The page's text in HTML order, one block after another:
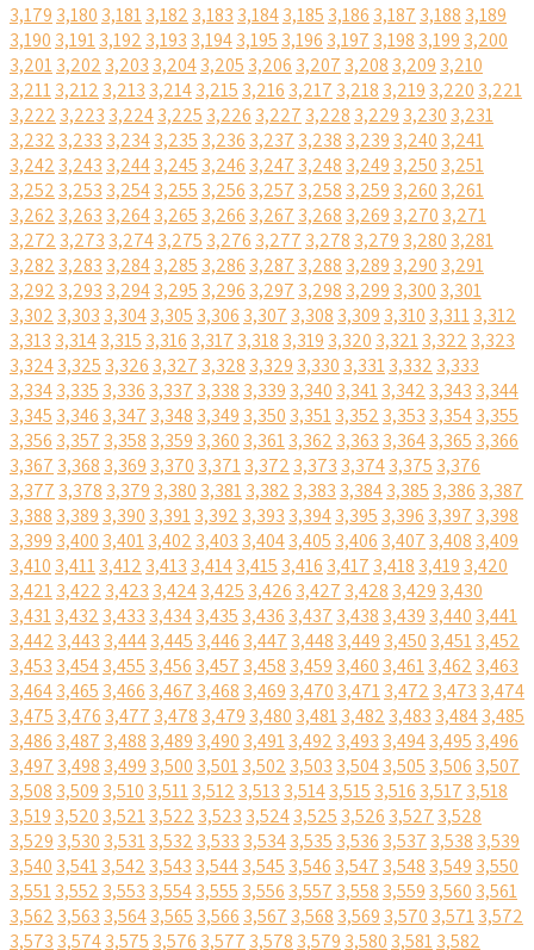
3,179 3,180 3,1813,182 3,183 3,1843,185 3,186 3,187 3,188 3,189
3,190 3,1913,192 3,193 3,1943,195 3,196 3,197 3,198 3,199 3,200
3,2013,202 3,203 3,2043,205 3,206 3,207 3,208 3,209 3,210
3,2113,212 3,213 3,2143,215 3,216 3,217 3,218 3,219 3,220 3,221
3,222 3,223 3,2243,225 3,226 3,227 3,228 3,229 3,230 3,231
3,232 3,233 3,2343,235 3,236 3,237 3,238 3,239 3,240 3,241
3,242 3,243 3,2443,245 3,246 3,247 3,248 3,249 3,250 3,251
3,252 3,253 3,2543,255 3,256 3,257 3,258 3,259 3,260 3,261
3,262 3,263 3,2643,265 3,266 3,267 3,268 3,269 3,270 3,271
3,272 3,273 3,2743,275 3,276 3,277 3,278 3,279 3,280 3,281
3,282 3,283 3,2843,285 3,286 3,287 3,288 3,289 3,290 3,291
3,292 3,293 3,2943,295 3,296 3,297 3,298 3,299 3,300 3,301
3,302 3,303 3,3043,305 3,306 3,307 3,308 3,309 3,310 3,3113,312
3,313 3,3143,315 3,316 3,317 3,318 3,319 3,320 3,3213,322 3,323
3,3243,325 3,326 3,327 3,328 3,329 3,330 3,3313,332 3,333
3,3343,335 3,336 3,337 3,338 3,339 3,340 3,3413,342 3,343 3,344
3,345 3,346 3,347 3,348 3,349 3,350 3,3513,352 3,353 3,3543,355
3,356 3,357 3,358 3,359 3,360 3,3613,362 3,363 3,3643,365 3,366
3,367 3,368 3,369 3,370 3,3713,372 3,373 3,3743,375 3,376
3,377 3,378 3,379 3,380 3,3813,382 3,383 3,3843,385 3,386 3,387
3,388 3,389 3,390 3,3913,392 3,393 3,3943,395 3,396 3,397 3,398
3,399 3,400 3,4013,402 3,403 3,4043,405 3,406 3,407 3,408 3,409
3,410 3,4113,412 3,413 3,4143,415 3,416 3,417 3,418 3,419 3,420
3,4213,422 3,423 3,4243,425 3,426 3,427 3,428 3,429 3,430
3,4313,432 3,433 3,4343,435 3,436 3,437 3,438 3,439 3,440 3,441
3,442 3,443 3,4443,445 3,446 3,447 3,448 3,449 3,450 3,4513,452
3,453 3,4543,455 3,456 3,457 3,458 3,459 3,460 3,4613,462 3,463
3,4643,465 3,466 3,467 3,468 3,469 3,470 3,4713,472 3,473 3,474
3,475 3,476 3,477 3,478 3,479 3,480 3,4813,482 3,483 3,4843,485
3,486 3,487 3,488 3,489 3,490 3,4913,492 3,493 3,4943,495 3,496
3,497 3,498 3,499 3,500 3,5013,502 3,503 3,5043,505 3,506 3,507
3,508 3,509 3,510 3,5113,512 3,513 3,5143,515 3,516 3,517 3,518
3,519 3,520 3,5213,522 3,523 3,5243,525 3,526 3,527 3,528
3,529 3,530 3,5313,532 3,533 3,5343,535 3,536 3,537 3,538 3,539
3,540 3,5413,542 3,543 3,5443,545 3,546 3,547 3,548 3,549 3,550
3,5513,552 3,553 3,5543,555 3,556 3,557 3,558 3,559 3,560 3,561
3,562 3,563 3,5643,565 3,566 3,567 3,568 3,569 3,570 3,5713,572
3,573 3,5743,575 3,576 3,577 3,578 3,579 3,580 3,5813,582